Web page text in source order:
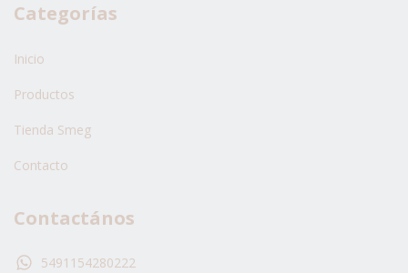
Categorías
Inicio
Productos
Tienda Smeg
Contacto
Contactános
5491154280222